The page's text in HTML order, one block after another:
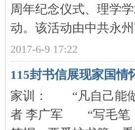
周年纪念仪式、理学
动。该活动由中共永
2017-6-9 17:22
115封书信展现家国情
家训： “凡自己能
者 李广军 “写毛笔